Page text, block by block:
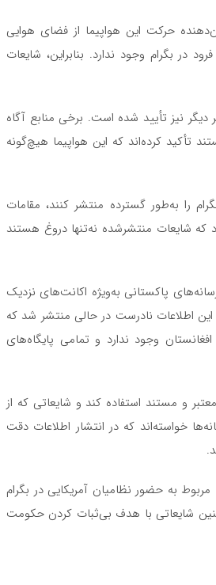
حرکت این هواپیما از فضای هوایی
در بگرام وجود ندارد. بنابراین، شایعات
دیگر نیز تأیید شده است. برخی منابع آگاه
تأکید کرده‌اند که این هواپیما هیچ‌گونه
را به‌طور گسترده منتشر کنند، مقامات
که شایعات منتشرشده نه‌تنها دروغ هستند
پاکستانی به‌ویژه اکانت‌های نزدیک
این اطلاعات نادرست در حالی منتشر شد که
وجود ندارد و تمامی پایگاه‌های
و مستند استفاده کند و شایعاتی که از
خواسته‌اند که در انتشار اطلاعات دقت
به حضور نظامیان آمریکایی در بگرام
شایعاتی با هدف بی‌ثبات کردن حکومت